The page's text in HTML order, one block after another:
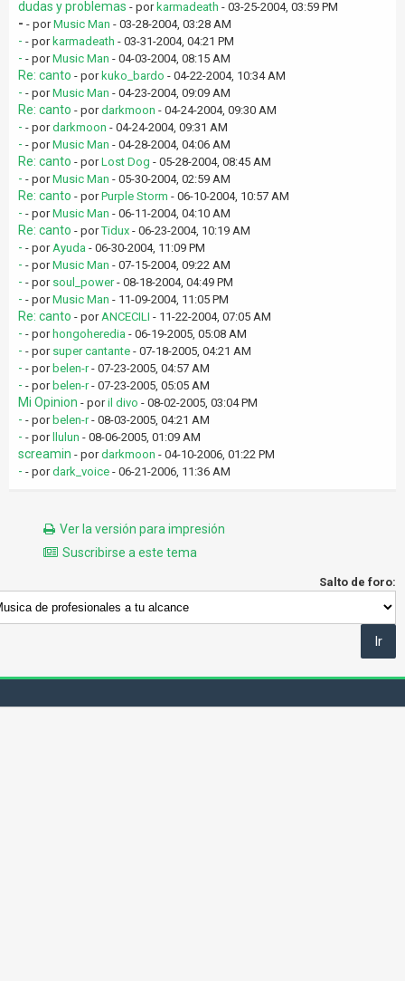
dudas y problemas - por karmadeath - 03-25-2004, 03:59 PM
- - porMusic Man - 03-28-2004, 03:28 AM
- - por karmadeath - 03-31-2004, 04:21 PM
- - porMusic Man - 04-03-2004, 08:15 AM
Re: canto - por kuko_bardo - 04-22-2004, 10:34 AM
- - porMusic Man - 04-23-2004, 09:09 AM
Re: canto - pordarkmoon - 04-24-2004, 09:30 AM
- - pordarkmoon - 04-24-2004, 09:31 AM
- - porMusic Man - 04-28-2004, 04:06 AM
Re: canto - porLost Dog - 05-28-2004, 08:45 AM
- - porMusic Man - 05-30-2004, 02:59 AM
Re: canto - porPurple Storm - 06-10-2004, 10:57 AM
- - porMusic Man - 06-11-2004, 04:10 AM
Re: canto - porTidux - 06-23-2004, 10:19 AM
- - porAyuda - 06-30-2004, 11:09 PM
- - porMusic Man - 07-15-2004, 09:22 AM
- - por soul_power- 08-18-2004, 04:49 PM
- - porMusic Man - 11-09-2004, 11:05 PM
Re: canto - porANCECILI - 11-22-2004, 07:05 AM
- - por hongoheredia - 06-19-2005, 05:08 AM
- - por super cantante - 07-18-2005, 04:21 AM
- - por belen-r- 07-23-2005, 04:57 AM
- - por belen-r- 07-23-2005, 05:05 AM
Mi Opinion - poril divo - 08-02-2005, 03:04 PM
- - por belen-r- 08-03-2005, 04:21 AM
- - por llulun - 08-06-2005, 01:09 AM
screamin - pordarkmoon - 04-10-2006, 01:22 PM
- - pordark_voice - 06-21-2006, 11:36 AM
Ver la versión para impresión
Suscribirse a este tema
Salto de foro: